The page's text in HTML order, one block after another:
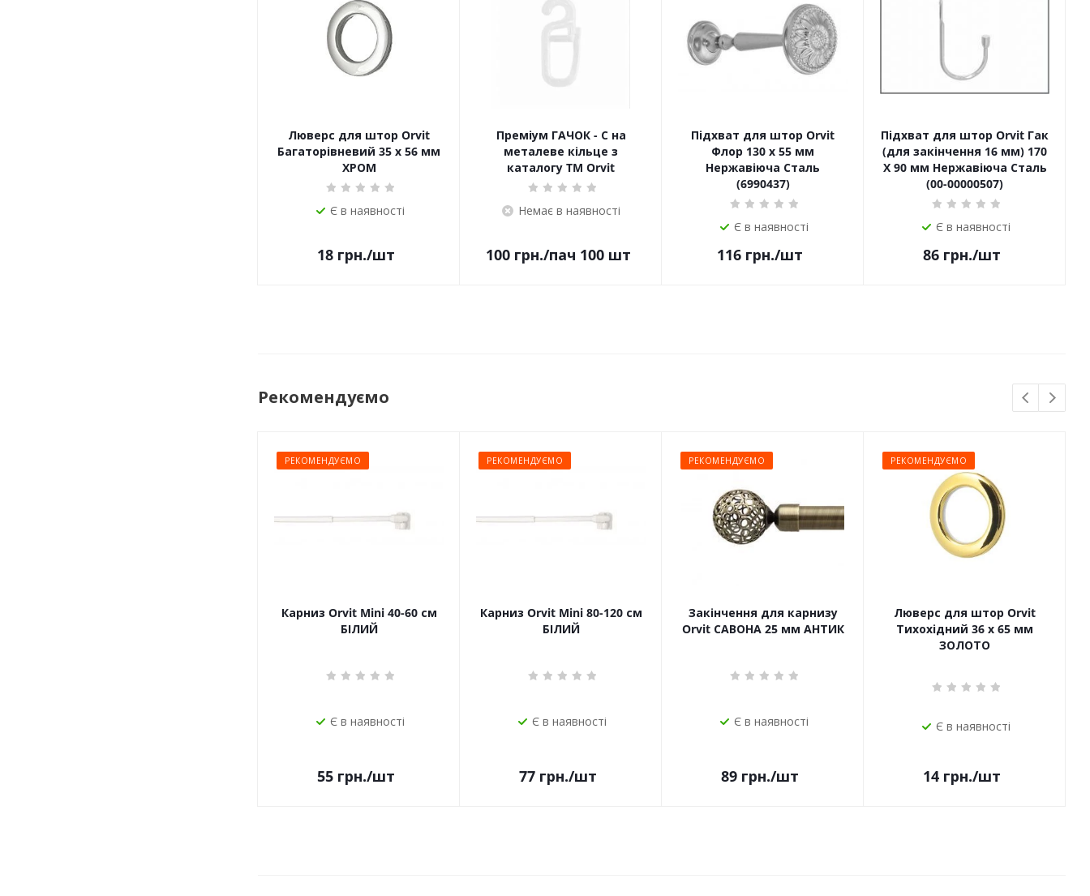
Люверс для штор Orvit
Багаторівневий 35 х 56 мм
ХРОМ
Є в наявності
18 грн./шт
Преміум ГАЧОК - С на
металеве кільце з
каталогу TM Orvit
Немає в наявності
100грн./пач 100 шт
Підхват для штор Orvit
Флор 130 х 55 мм
Нержавіюча Сталь
(6990437)
Є в наявності
116 грн./шт
Підхват для штор Orvit Гак
(для закінчення 16 мм) 170
Х 90 мм Нержавіюча Сталь
(00-00000507)
Є в наявності
86 грн./шт
Рекомендуємо
РЕКОМЕНДУЄМО
Карниз Orvit Mini 40-60 см
БІЛИЙ
Є в наявності
55 грн./шт
РЕКОМЕНДУЄМО
Карниз Orvit Mini 80-120 см
БІЛИЙ
Є в наявності
77 грн./шт
РЕКОМЕНДУЄМО
Закінчення для карнизу
Orvit САВОНА 25 мм АНТИК
Є в наявності
89 грн./шт
РЕКОМЕНДУЄМО
Люверс для штор Orvit
Тихохідний 36 х 65 мм
ЗОЛОТО
Є в наявності
14 грн./шт